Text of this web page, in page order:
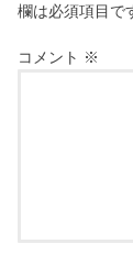
欄は必須項目で
コメント ※